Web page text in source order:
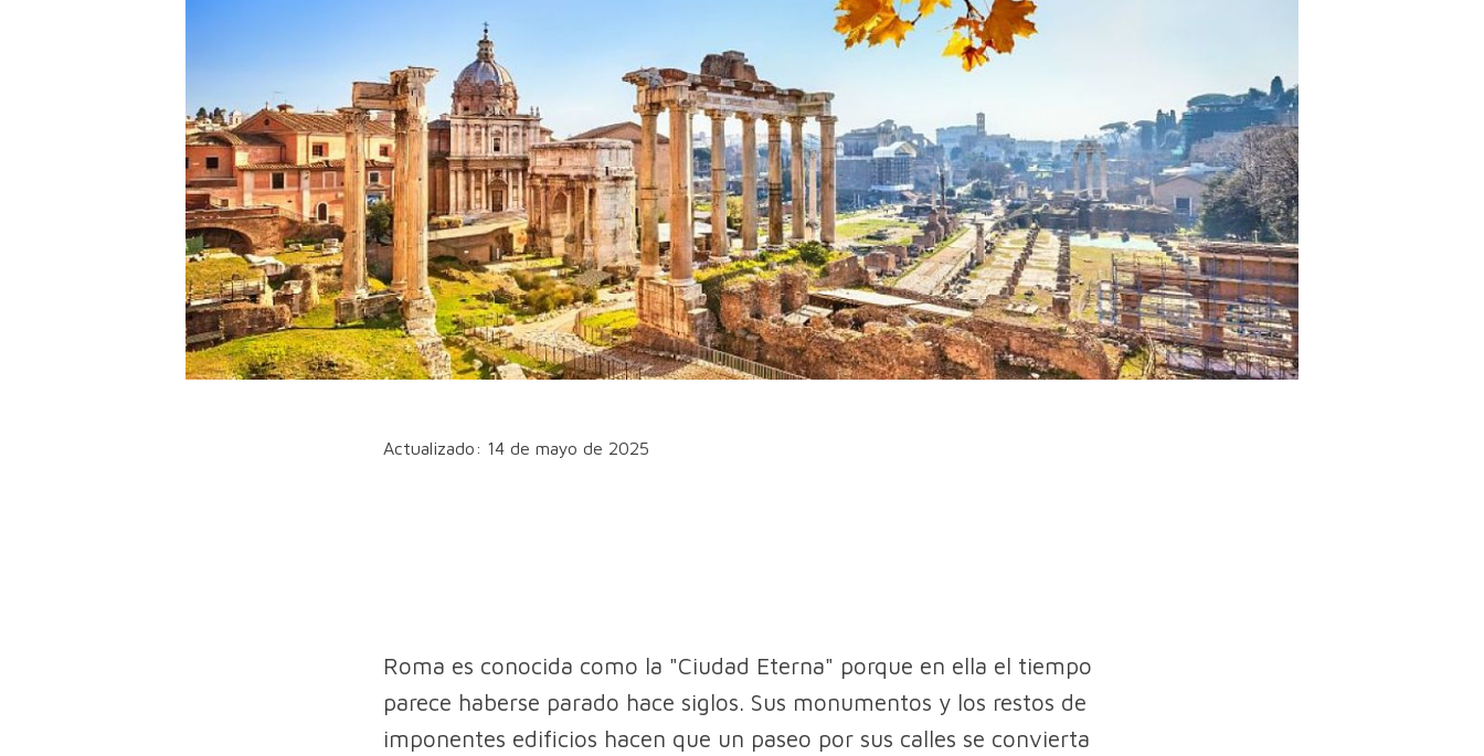
Actualizado: 14 de mayo de 2025
Roma es conocida como la "Ciudad Eterna" porque en ella el tiempo
parece haberse parado hace siglos. Sus monumentos y los restos de
imponentes edificios hacen que un paseo por sus calles se convierta